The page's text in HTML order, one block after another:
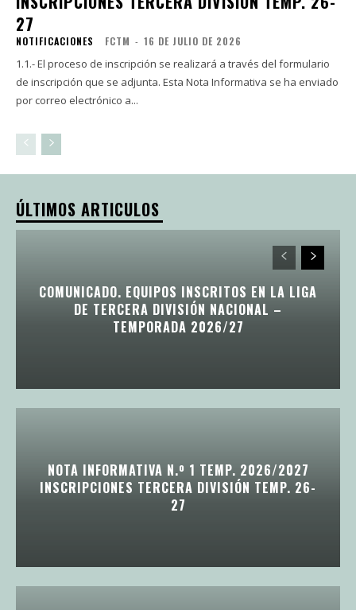
27
NOTIFICACIONES FCTM - 16 DE JULIO DE 2026
1.1.- El proceso de inscripción se realizará a través del formulario
de inscripción que se adjunta. Esta Nota Informativa se ha enviado
por correo electrónico a...
ÚLTIMOS ARTICULOS
COMUNICADO. EQUIPOS INSCRITOS EN LA LIGA
DE TERCERA DIVISIÓN NACIONAL –
TEMPORADA 2026/27
NOTA INFORMATIVA N.º 1 TEMP. 2026/2027
INSCRIPCIONES TERCERA DIVISIÓN TEMP. 26-
27